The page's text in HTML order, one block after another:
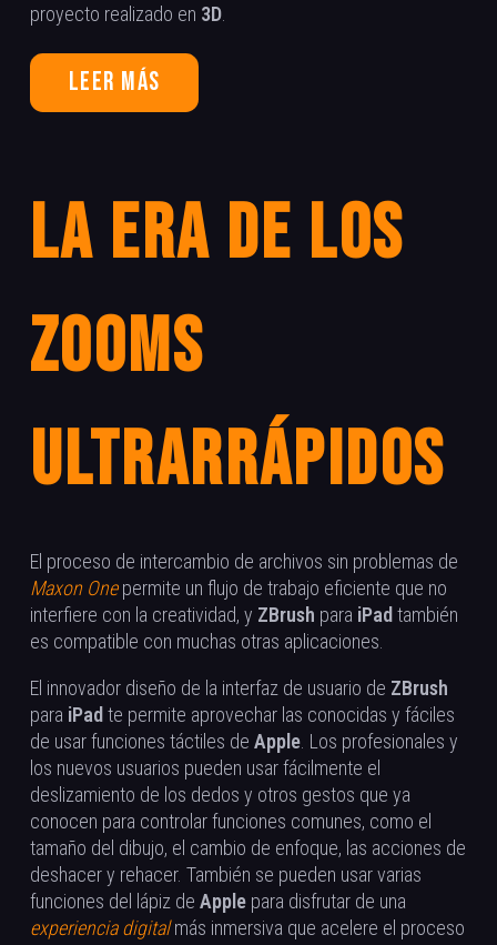
proyecto realizado en 3D
Leer más
La era de los
zooms
ultrarrápidos
El proceso de intercambio de archivos sin problemas de
Maxon Onepermite un flujo de trabajo eficiente que no
interfiere con la creatividad, y ZBrush para iPadtambién
es compatible con muchas otras aplicaciones.
El innovador diseño de la interfaz de usuario de ZBrush
para iPadte permite aprovechar las conocidas y fáciles
de usar funciones táctiles de Apple . Los profesionales y
los nuevos usuarios pueden usar fácilmente el
deslizamiento de los dedos y otros gestos que ya
conocen para controlar funciones comunes, como el
tamaño del dibujo, el cambio de enfoque, las acciones de
deshacer y rehacer. También se pueden usar varias
funciones del lápiz de Apple para disfrutar de una
experiencia digitalmás inmersiva que acelere el proceso